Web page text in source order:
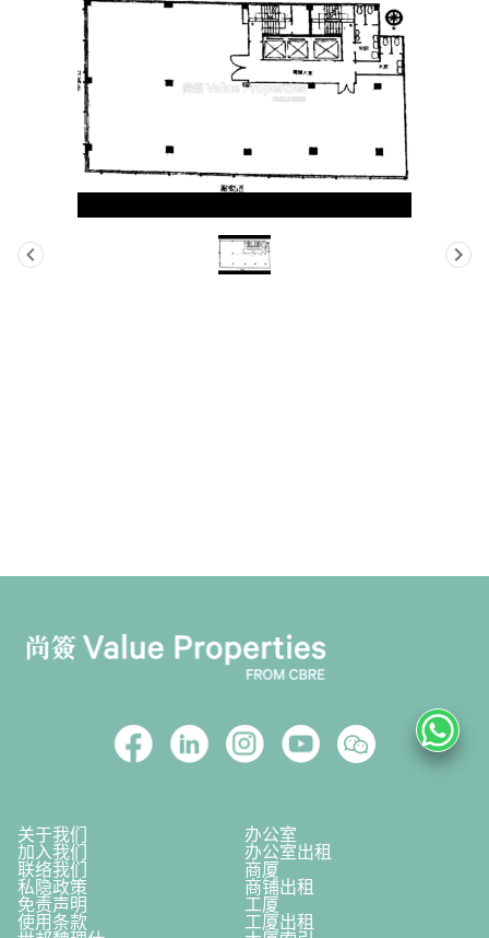
关于我们 办公室
加入我们 办公室出租
联络我们 商厦
私隐政策 商铺出租
免责声明 工厦
使用条款 工厦出租